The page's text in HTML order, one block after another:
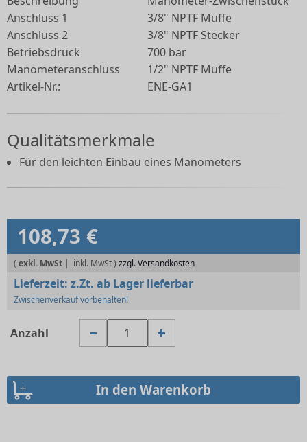
Anschluss 1
3/8" NPTF Muffe
Anschluss 2
3/8" NPTF Stecker
Betriebsdruck
700 bar
Manometeranschluss
1/2" NPTF Muffe
Artikel-Nr.:
ENE-GA1
Qualitätsmerkmale
Für den leichten Einbau eines Manometers
108,73 €
( exkl. MwSt | zzgl. Versandkosten
Lieferzeit: z.Zt. ab Lager lieferbar
Zwischenverkauf vorbehalten!
Anzahl